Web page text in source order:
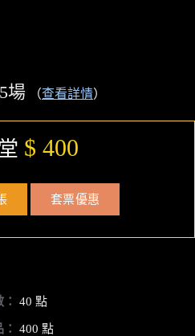
場 （查看詳情）
$ 400
套票優惠
40 點
400 點